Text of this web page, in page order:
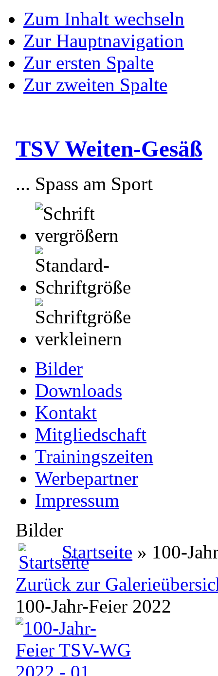
Zum Inhalt wechseln
Zur Hauptnavigation
Zur ersten Spalte
Zur zweiten Spalte
TSV Weiten-Gesäß
... Spass am Sport
Bilder
Downloads
Kontakt
Mitgliedschaft
Trainingszeiten
Werbepartner
Impressum
Bilder
Startseite » 100-
Zurück zur
100-Jahr-Feier 2022